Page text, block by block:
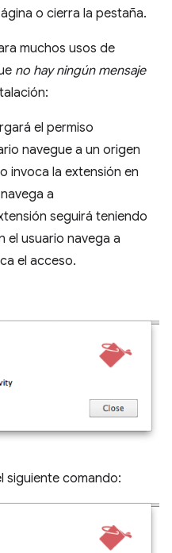
o cierra la pestaña.
muchos usos de
no hay ningún mensaje
el permiso
navegue a un origen
invoca la extensión en
a
seguirá teniendo
el usuario navega a
el acceso.
siguiente comando: